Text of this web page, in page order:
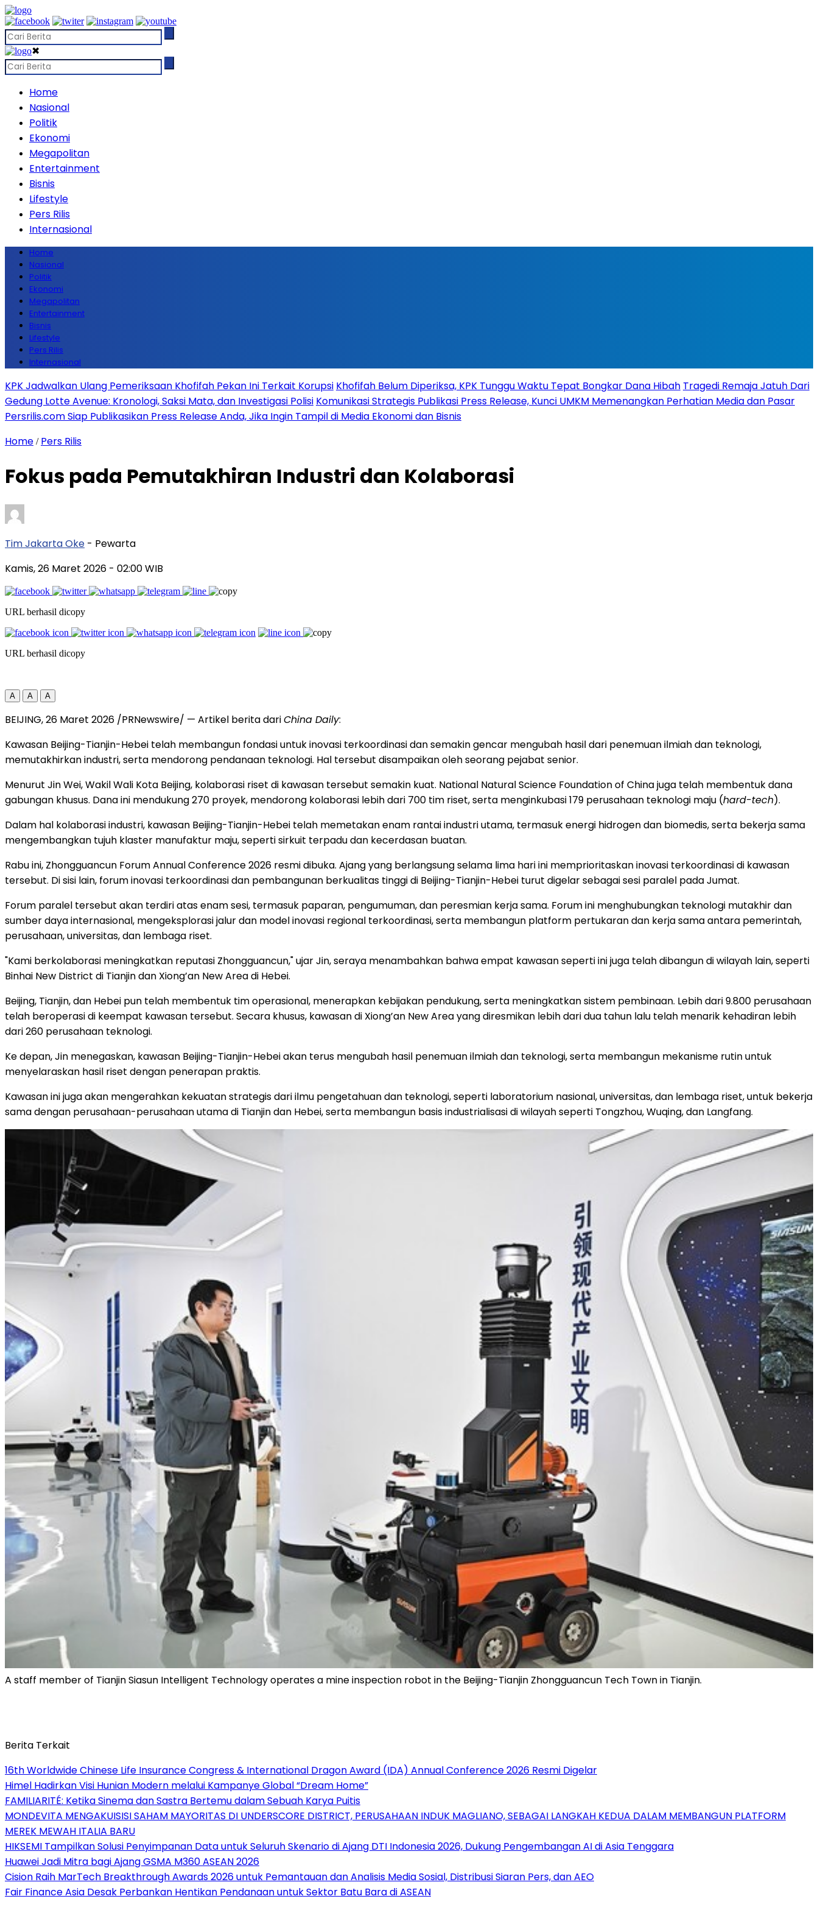
✖
Home
Nasional
Politik
Ekonomi
Megapolitan
Entertainment
Bisnis
Lifestyle
Pers Rilis
Internasional
Home
Nasional
Politik
Ekonomi
Megapolitan
Entertainment
Bisnis
Lifestyle
Pers Rilis
Internasional
KPK Jadwalkan Ulang Pemeriksaan Khofifah Pekan Ini Terkait Korupsi Khofifah Belum Diperiksa, KPK Tunggu Waktu Tepat Bongkar Dana Hibah Tragedi Remaja Jatuh Dari
Gedung Lotte Avenue: Kronologi, Saksi Mata, dan Investigasi Polisi Komunikasi Strategis Publikasi Press Release, Kunci UMKM Memenangkan Perhatian Media dan Pasar
Persrilis.com Siap Publikasikan Press Release Anda, Jika Ingin Tampil di Media Ekonomi dan Bisnis
Home / Pers Rilis
Fokus pada Pemutakhiran Industri dan Kolaborasi
Tim Jakarta Oke - Pewarta
Kamis, 26 Maret 2026 - 02:00 WIB
URL berhasil dicopy
URL berhasil dicopy
A A A
BEIJING,26 Maret 2026 /PRNewswire/ — Artikel berita dariChina Daily:
Kawasan Beijing-Tianjin-Hebei telah membangun fondasi untuk inovasi terkoordinasi dan semakin gencar mengubah hasil dari penemuan ilmiah dan teknologi,
memutakhirkan industri, serta mendorong pendanaan teknologi. Hal tersebut disampaikan oleh seorang pejabat senior.
Menurut Jin Wei, Wakil Wali Kota Beijing, kolaborasi riset di kawasan tersebut semakin kuat. National Natural Science Foundation of China juga telah membentuk dana
gabungan khusus. Dana ini mendukung 270 proyek, mendorong kolaborasi lebih dari 700 tim riset, serta menginkubasi 179 perusahaan teknologi maju (hard-tech).
Dalam hal kolaborasi industri, kawasan Beijing-Tianjin-Hebei telah memetakan enam rantai industri utama, termasuk energi hidrogen dan biomedis, serta bekerja sama
mengembangkan tujuh klaster manufaktur maju, seperti sirkuit terpadu dan kecerdasan buatan.
Rabu ini, Zhongguancun Forum Annual Conference 2026 resmi dibuka. Ajang yang berlangsung selama lima hari ini memprioritaskan inovasi terkoordinasi di kawasan
tersebut. Di sisi lain, forum inovasi terkoordinasi dan pembangunan berkualitas tinggi di Beijing-Tianjin-Hebei turut digelar sebagai sesi paralel pada Jumat.
Forum paralel tersebut akan terdiri atas enam sesi, termasuk paparan, pengumuman, dan peresmian kerja sama. Forum ini menghubungkan teknologi mutakhir dan
sumber daya internasional, mengeksplorasi jalur dan model inovasi regional terkoordinasi, serta membangun platform pertukaran dan kerja sama antara pemerintah,
perusahaan, universitas, dan lembaga riset.
"Kami berkolaborasi meningkatkan reputasi Zhongguancun," ujar Jin, seraya menambahkan bahwa empat kawasan seperti ini juga telah dibangun di wilayah lain, seperti
Binhai New District di Tianjin dan Xiong’an New Area di Hebei.
Beijing, Tianjin, dan Hebei pun telah membentuk tim operasional, menerapkan kebijakan pendukung, serta meningkatkan sistem pembinaan. Lebih dari 9.800 perusahaan
telah beroperasi di keempat kawasan tersebut. Secara khusus, kawasan di Xiong’an New Area yang diresmikan lebih dari dua tahun lalu telah menarik kehadiran lebih
dari 260 perusahaan teknologi.
Ke depan, Jin menegaskan, kawasan Beijing-Tianjin-Hebei akan terus mengubah hasil penemuan ilmiah dan teknologi, serta membangun mekanisme rutin untuk
menyelaraskan hasil riset dengan penerapan praktis.
Kawasan ini juga akan mengerahkan kekuatan strategis dari ilmu pengetahuan dan teknologi, seperti laboratorium nasional, universitas, dan lembaga riset, untuk bekerja
sama dengan perusahaan-perusahaan utama di Tianjin dan Hebei, serta membangun basis industrialisasi di wilayah seperti Tongzhou, Wuqing, dan Langfang.
A staff member of Tianjin Siasun Intelligent Technology operates a mine inspection robot in the Beijing-Tianjin Zhongguancun Tech Town in Tianjin.
Berita Terkait
16th Worldwide Chinese Life Insurance Congress & International Dragon Award (IDA) Annual Conference 2026 Resmi Digelar
Himel Hadirkan Visi Hunian Modern melalui Kampanye Global “Dream Home”
FAMILIARITÉ: Ketika Sinema dan Sastra Bertemu dalam Sebuah Karya Puitis
MONDEVITA MENGAKUISISI SAHAM MAYORITAS DI UNDERSCORE DISTRICT, PERUSAHAAN INDUK MAGLIANO, SEBAGAI LANGKAH KEDUA DALAM MEMBANGUN PLATFORM
MEREK MEWAH ITALIA BARU
HIKSEMI Tampilkan Solusi Penyimpanan Data untuk Seluruh Skenario di Ajang DTI Indonesia 2026, Dukung Pengembangan AI di Asia Tenggara
Huawei Jadi Mitra bagi Ajang GSMA M360 ASEAN 2026
Cision Raih MarTech Breakthrough Awards 2026 untuk Pemantauan dan Analisis Media Sosial, Distribusi Siaran Pers, dan AEO
Fair Finance Asia Desak Perbankan Hentikan Pendanaan untuk Sektor Batu Bara di ASEAN